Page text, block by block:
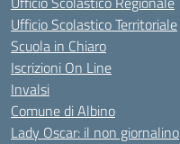
Ufficio Scolastico Territoriale
Scuola in Chiaro
Iscrizioni On Line
Invalsi
Comune di Albino
Lady Oscar: il non giornalino